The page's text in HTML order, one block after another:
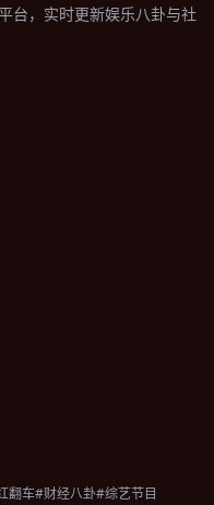
台，实时更新娱乐八卦与社
翻车#财经八卦#综艺节目